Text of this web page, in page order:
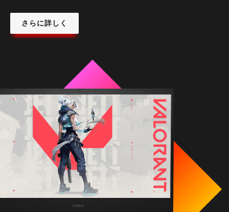
さらに詳しく